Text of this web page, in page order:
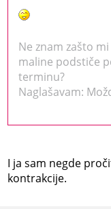
Ne znam zašto
maline podstiče
terminu?
Naglašavam:
I ja sam negde
kontrakcije.